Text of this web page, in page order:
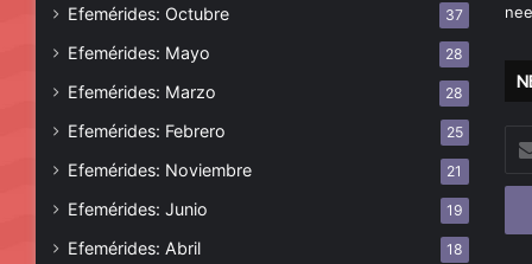
Efemérides: Octubre 37
Efemérides: Mayo 28
Efemérides: Marzo 28
Efemérides: Febrero 25
Efemérides: Noviembre 21
Efemérides: Junio 19
Efemérides: Abril 18
tu